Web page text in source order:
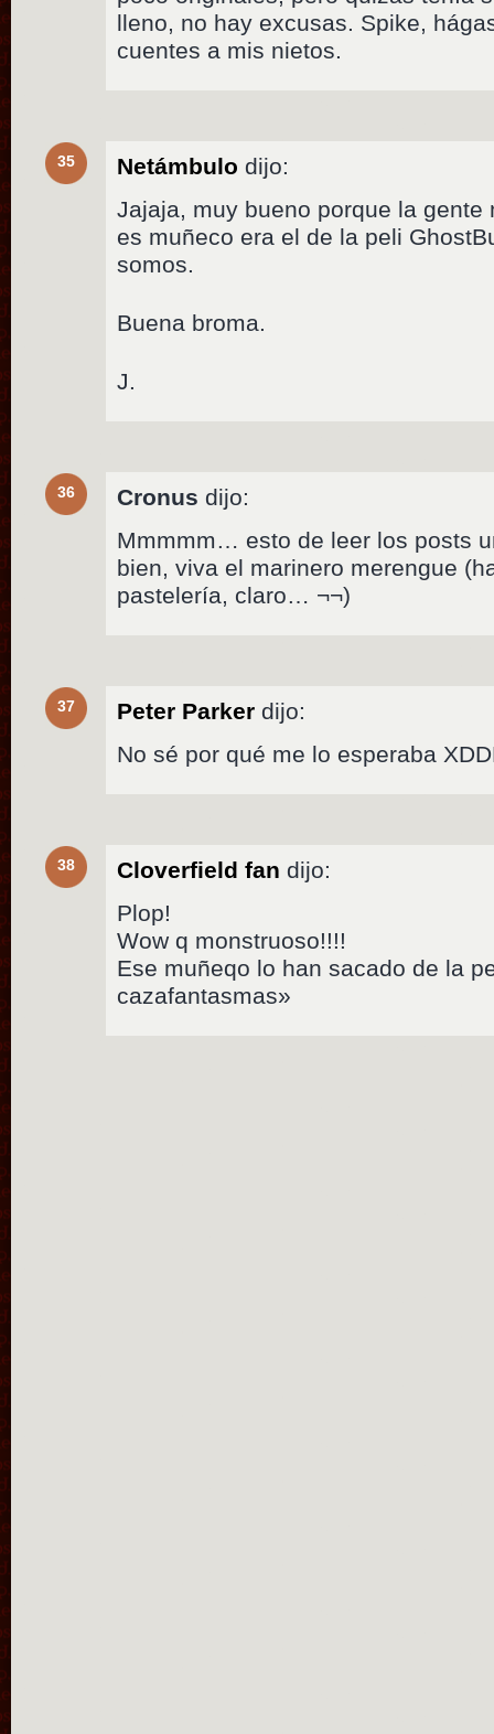
lleno, no hay excusas. Spike,
cuentes a mis nietos.
35 Netámbulo dijo:
Jajaja, muy bueno porque la
es muñeco era el de la peli
somos.
Buena broma.
J.
36 Cronus dijo:
Mmmmm… esto de leer los posts
bien, viva el marinero merengue
pastelería, claro… ¬¬)
37 Peter Parker dijo:
No sé por qué me lo esperaba
38 Cloverfield fan dijo:
Plop!
Wow q monstruoso!!!!
Ese muñeqo lo han sacado de la
cazafantasmas»